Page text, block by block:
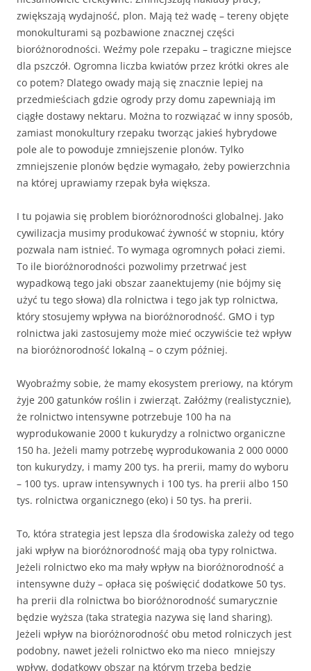
zwiększają wydajność, plon. Mają też wadę – tereny objęte
monokulturami są pozbawione znacznej części
bioróżnorodności. Weźmy pole rzepaku – tragiczne miejsce
dla pszczół. Ogromna liczba kwiatów przez krótki okres ale
co potem? Dlatego owady mają się znacznie lepiej na
przedmieściach gdzie ogrody przy domu zapewniają im
ciągłe dostawy nektaru. Można to rozwiązać w inny sposób,
zamiast monokultury rzepaku tworząc jakieś hybrydowe
pole ale to powoduje zmniejszenie plonów. Tylko
zmniejszenie plonów będzie wymagało, żeby powierzchnia
na której uprawiamy rzepak była większa.
I tu pojawia się problem bioróżnorodności globalnej. Jako
cywilizacja musimy produkować żywność w stopniu, który
pozwala nam istnieć. To wymaga ogromnych połaci ziemi.
To ile bioróżnorodności pozwolimy przetrwać jest
wypadkową tego jaki obszar zaanektujemy (nie bójmy się
użyć tu tego słowa) dla rolnictwa i tego jak typ rolnictwa,
który stosujemy wpływa na bioróżnorodność. GMO i typ
rolnictwa jaki zastosujemy może mieć oczywiście też wpływ
na bioróżnorodność lokalną – o czym później.
Wyobraźmy sobie, że mamy ekosystem preriowy, na którym
żyje 200 gatunków roślin i zwierząt. Załóżmy (realistycznie),
że rolnictwo intensywne potrzebuje 100 ha na
wyprodukowanie 2000 t kukurydzy a rolnictwo organiczne
150 ha. Jeżeli mamy potrzebę wyprodukowania 2 000 0000
ton kukurydzy, i mamy 200 tys. ha prerii, mamy do wyboru
– 100 tys. upraw intensywnych i 100 tys. ha prerii albo 150
tys. rolnictwa organicznego (eko) i 50 tys. ha prerii.
To, która strategia jest lepsza dla środowiska zależy od tego
jaki wpływ na bioróżnorodność mają oba typy rolnictwa.
Jeżeli rolnictwo eko ma mały wpływ na bioróżnorodność a
intensywne duży – opłaca się poświęcić dodatkowe 50 tys.
ha prerii dla rolnictwa bo bioróżnorodność sumarycznie
będzie wyższa (taka strategia nazywa się land sharing).
Jeżeli wpływ na bioróżnorodność obu metod rolniczych jest
podobny, nawet jeżeli rolnictwo eko ma nieco mniejszy
wpływ, dodatkowy obszar na którym trzeba będzie